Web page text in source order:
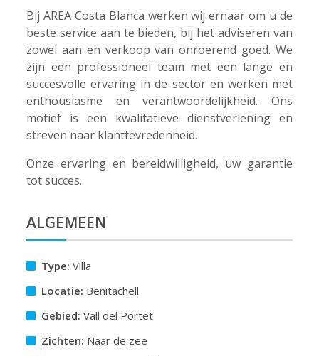
Bij AREA Costa Blanca werken wij ernaar om u de
beste service aan te bieden, bij het adviseren van
zowel aan en verkoop van onroerend goed. We
zijn een professioneel team met een lange en
succesvolle ervaring in de sector en werken met
enthousiasme en verantwoordelijkheid. Ons
motief is een kwalitatieve dienstverlening en
streven naar klanttevredenheid.
Onze ervaring en bereidwilligheid, uw garantie
tot succes.
ALGEMEEN
Type: Villa
Locatie: Benitachell
Gebied: Vall del Portet
Zichten: Naar de zee